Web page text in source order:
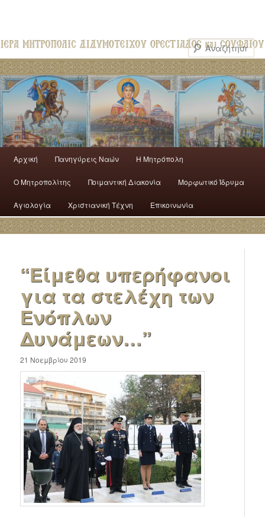
Αρχική Πανηγύρεις Ναών H Mητρόπολη
Ο Mητροπολίτης Ποιμαντική Διακονία Μορφωτικό Ίδρυμα
Αγιολογία Χριστιανική Τέχνη Επικοινωνία
“Είμεθα υπερήφανοι
για τα στελέχη των
Ενόπλων
Δυνάμεων…”
21 Νοεμβρίου 2019